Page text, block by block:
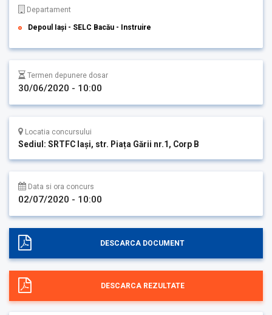
Departament
Depoul Iași - SELC Bacău - Instruire
Termen depunere dosar
30/06/2020 - 10:00
Locatia concursului
Sediul: SRTFC Iași, str. Piața Gării nr.1, Corp B
Data si ora concurs
02/07/2020 - 10:00
DESCARCA DOCUMENT
DESCARCA REZULTATE